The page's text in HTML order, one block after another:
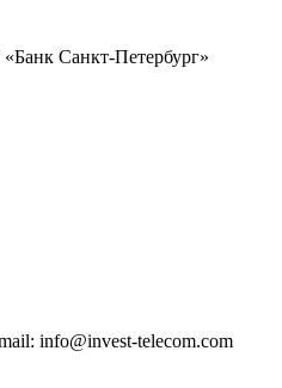
Санкт-Петербург»
info@invest-telecom.com